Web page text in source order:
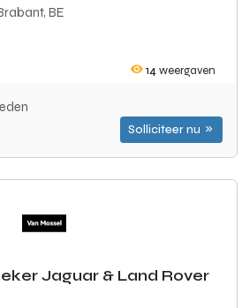
BE
14weergaven
Solliciteer nu
Jaguar & Land Rover